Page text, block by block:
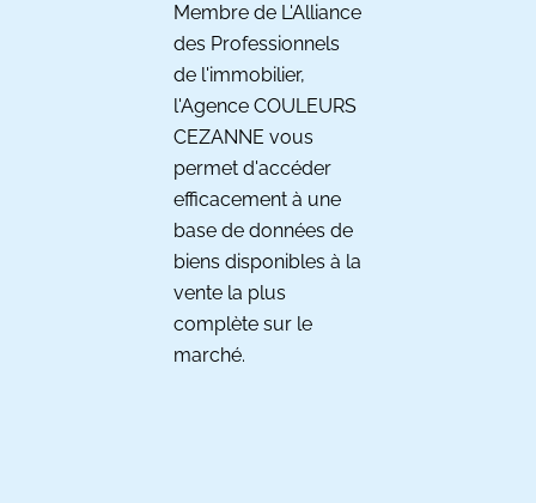
Membre de L'Alliance
des Professionnels
de l'immobilier,
l'Agence COULEURS
CEZANNE vous
permet d'accéder
efficacement à une
base de données de
biens disponibles à la
vente la plus
complète sur le
marché.